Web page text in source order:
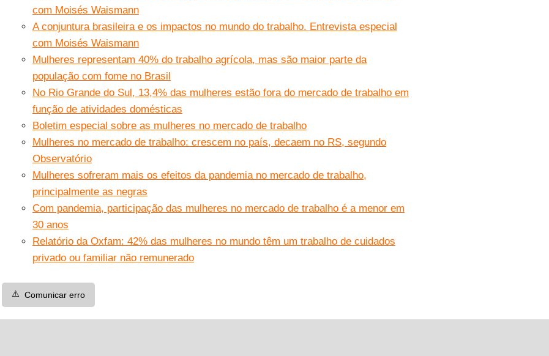
com Moisés Waismann
A conjuntura brasileira e os impactos no mundo do trabalho. Entrevista especial
com Moisés Waismann
Mulheres representam 40% do trabalho agrícola, mas são maior parte da
população com fome no Brasil
No Rio Grande do Sul, 13,4% das mulheres estão fora do mercado de trabalho em
função de atividades domésticas
Boletim especial sobre as mulheres no mercado de trabalho
Mulheres no mercado de trabalho: crescem no país, decaem no RS, segundo
Observatório
Mulheres sofreram mais os efeitos da pandemia no mercado de trabalho,
principalmente as negras
Com pandemia, participação das mulheres no mercado de trabalho é a menor em
30 anos
Relatório da Oxfam: 42% das mulheres no mundo têm um trabalho de cuidados
privado ou familiar não remunerado
⚠️ Comunicar erro